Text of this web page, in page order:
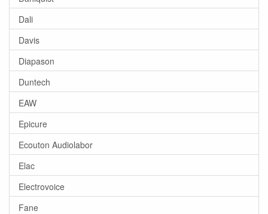
Dali
Davis
Diapason
Duntech
EAW
Epicure
Ecouton Audiolabor
Elac
Electrovoice
Fane